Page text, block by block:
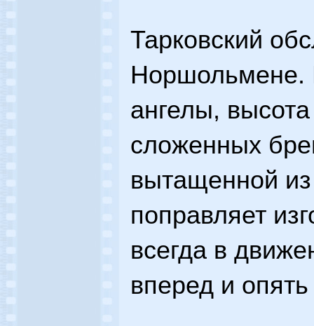
Тарковский
Норшольмене.
ангелы,
сложенных
вытащенной
поправляет
всегда в
вперед и